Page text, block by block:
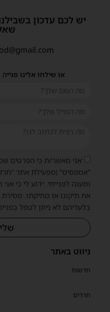
ניווט באתר
חדשות
חרדים
יש לכם עדכון
או שילחו אלינו פנייה
אני מאשר/ת כי הפרטים
"אמפסיס" (מפעילת אתר "חרדים
ומענה לפנייתי. ידוע לי כי אני
את תיקונו או מחיקתו. מסירת
בלעדיהם לא ניתן לטפל בפנייה.
שליחה